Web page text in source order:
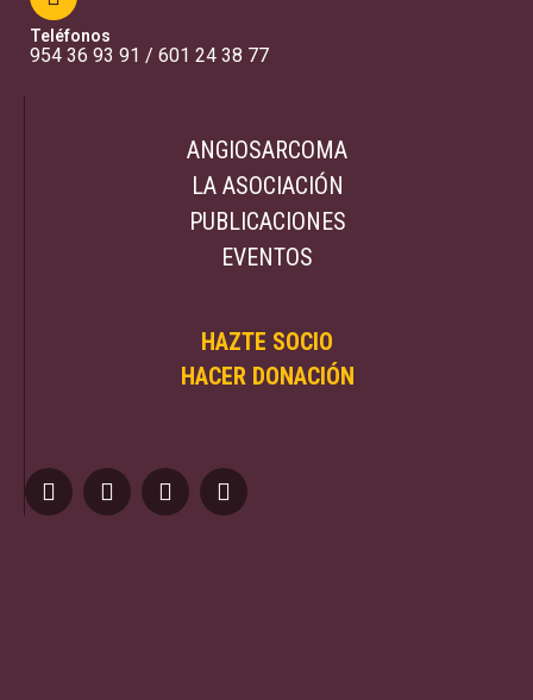
Teléfonos
954 36 93 91 / 601 24 38 77
ANGIOSARCOMA
LA ASOCIACIÓN
PUBLICACIONES
EVENTOS
HAZTE SOCIO
HACER DONACIÓN